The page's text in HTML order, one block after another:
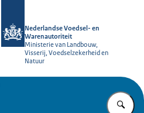
Nederlandse Voedsel- en
Warenautoriteit
Ministerie van Landbouw,
Visserij, Voedselzekerheid en
Natuur